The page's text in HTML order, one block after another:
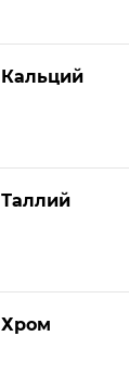
Кальций
Таллий
Хром